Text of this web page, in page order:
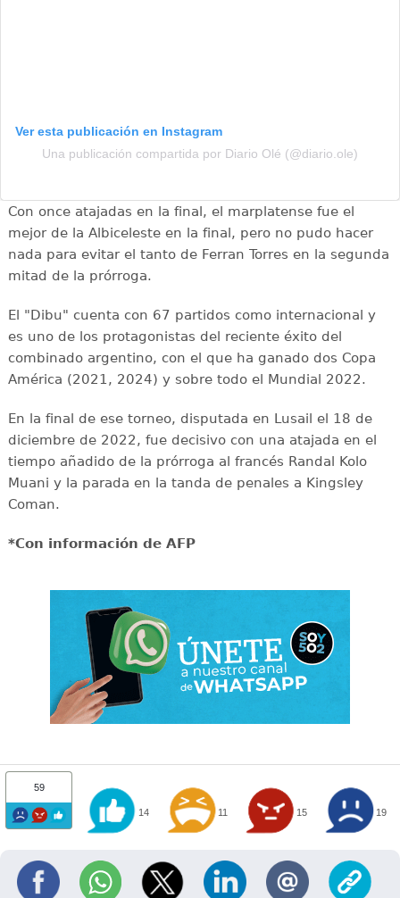
Ver esta publicación en Instagram
Una publicación compartida por Diario Olé (@diario.ole)
Con once atajadas en la final, el marplatense fue el
mejor de la Albiceleste en la final, pero no pudo hacer
nada para evitar el tanto de Ferran Torres en la segunda
mitad de la prórroga.
El "Dibu" cuenta con 67 partidos como internacional y
es uno de los protagonistas del reciente éxito del
combinado argentino, con el que ha ganado dos Copa
América (2021, 2024) y sobre todo el Mundial 2022.
En la final de ese torneo, disputada en Lusail el 18 de
diciembre de 2022, fue decisivo con una atajada en el
tiempo añadido de la prórroga al francés Randal Kolo
Muani y la parada en la tanda de penales a Kingsley
Coman.
*Con información de AFP
59
14 11 15 19